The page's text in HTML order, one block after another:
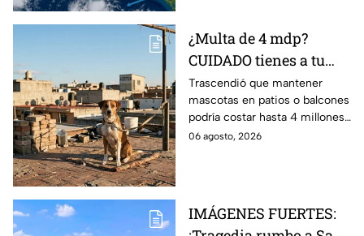
¿Multa de 4 mdp?
CUIDADO tienes a tu
perro o gato en el patio
Aclaramos la ley
Trascendió que mantener
mascotas en patios o balcones
podría costar hasta 4 millones
de pesos.
06 agosto, 2026
IMÁGENES FUERTES: